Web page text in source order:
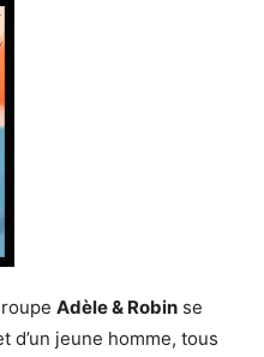
Adèle & Robin se
d’un jeune homme, tous